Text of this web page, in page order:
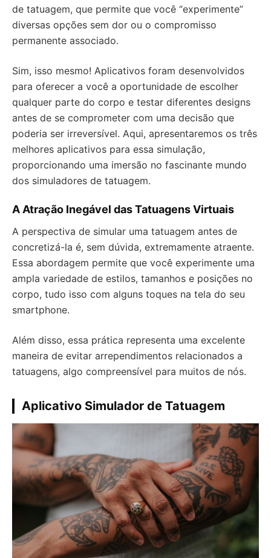
de tatuagem, que permite que você “experimente”
diversas opções sem dor ou o compromisso
permanente associado.
Sim, isso mesmo! Aplicativos foram desenvolvidos
para oferecer a você a oportunidade de escolher
qualquer parte do corpo e testar diferentes designs
antes de se comprometer com uma decisão que
poderia ser irreversível. Aqui, apresentaremos os três
melhores aplicativos para essa simulação,
proporcionando uma imersão no fascinante mundo
dos simuladores de tatuagem.
A Atração Inegável das Tatuagens Virtuais
A perspectiva de simular uma tatuagem antes de
concretizá-la é, sem dúvida, extremamente atraente.
Essa abordagem permite que você experimente uma
ampla variedade de estilos, tamanhos e posições no
corpo, tudo isso com alguns toques na tela do seu
smartphone.
Além disso, essa prática representa uma excelente
maneira de evitar arrependimentos relacionados a
tatuagens, algo compreensível para muitos de nós.
Aplicativo Simulador de Tatuagem